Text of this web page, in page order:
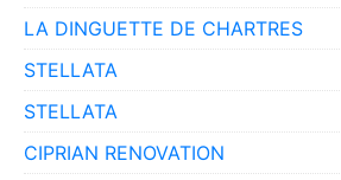
LA DINGUETTE DE CHARTRES
STELLATA
STELLATA
CIPRIAN RENOVATION